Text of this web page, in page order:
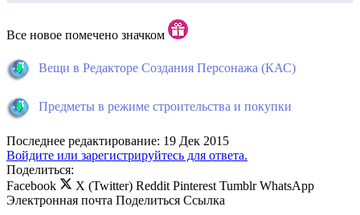
Все новое помечено значком
Вещи в Редакторе Создания Персонажа (КАС)
Предметы в режиме строительства и покупки
Последнее редактирование: 19 Дек 2015
Войдите или зарегистрируйтесь для ответа.
Поделиться:
Facebook
X (Twitter) Reddit Pinterest Tumblr WhatsApp
Электронная почта Поделиться Ссылка